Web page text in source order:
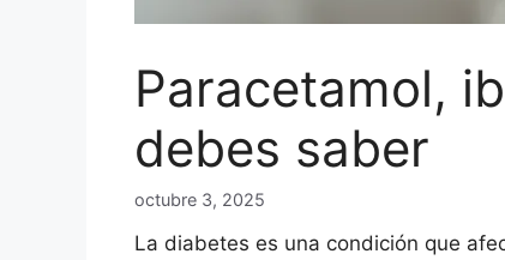
Paracetamol,
debes saber
octubre 3, 2025
La diabetes es una condición que